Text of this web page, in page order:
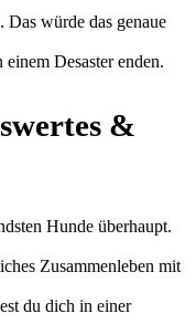
würde das genaue
Desaster enden.
&
Hunde überhaupt.
Zusammenleben mit
du dich in einer